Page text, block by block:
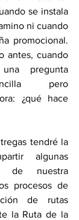
se instala
ni cuando
promocional.
antes, cuando
pregunta
pero
¿qué hace
tendré la
algunas
de nuestra
procesos de
de rutas
la Ruta de la